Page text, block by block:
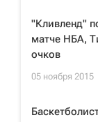
"Кливленд"
матче НБА,
очков
05 ноября 2015